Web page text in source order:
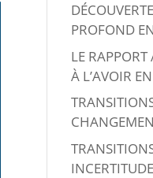
PROFOND EN
LE RAPPORT
À L’AVOIR EN